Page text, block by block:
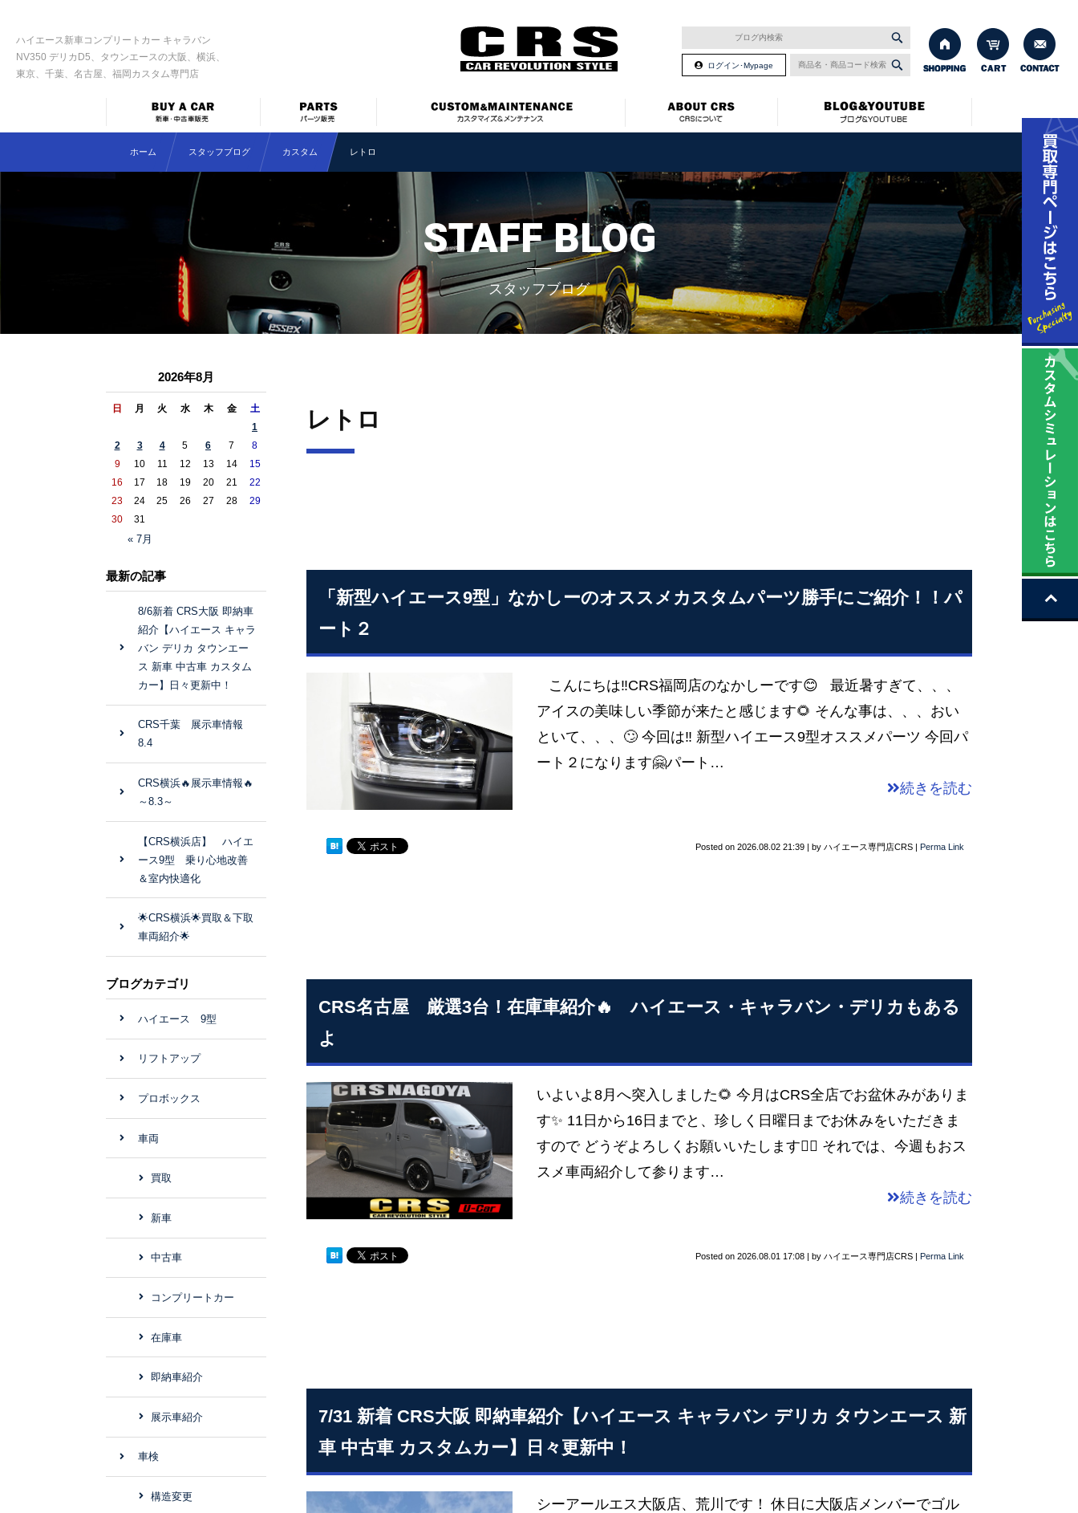
ハイエース新車コンプリートカー キャラバン
NV350 デリカD5、タウンエースの大阪、横浜、
東京、千葉、名古屋、福岡カスタム専門店
ログイン･Mypage
ホーム スタッフブログ カスタム レトロ
STAFF BLOG
スタッフブログ
レトロ
「新型ハイエース9型」なかしーのオススメカスタムパーツ勝手にご紹介！！パ
ート２
こんにちは‼CRS福岡店のなかしーです😊 最近暑すぎて、、、
アイスの美味しい季節が来たと感じます🌻 そんな事は、、、おい
といて、、、🙄 今回は‼ 新型ハイエース9型オススメパーツ 今回パ
ート２になります🤗パート…
続きを読む
Posted on 2026.08.02 21:39 | by ハイエース専門店CRS | Perma Link
CRS名古屋 厳選3台！在庫車紹介🔥 ハイエース・キャラバン・デリカもある
よ
いよいよ8月へ突入しました🌻 今月はCRS全店でお盆休みがありま
す✨ 11日から16日までと、珍しく日曜日までお休みをいただきま
すので どうぞよろしくお願いいたします💁‍♂️ それでは、今週もおス
スメ車両紹介して参ります…
続きを読む
Posted on 2026.08.01 17:08 | by ハイエース専門店CRS | Perma Link
7/31 新着 CRS大阪 即納車紹介【ハイエース キャラバン デリカ タウンエース 新
車 中古車 カスタムカー】日々更新中！
シーアールエス大阪店、荒川です！ 休日に大阪店メンバーでゴル
2026年8月
日 月 火 水 木 金 土
« 7月
1
2
3 4 5 6 7
8
9
10 11 12 13 14
15
16
17 18 19 20 21
22
23
24 25 26 27 28
29
30
31
最新の記事
8/6新着 CRS大阪 即納車
紹介【ハイエース キャラ
バン デリカ タウンエー
ス 新車 中古車 カスタム
カー】日々更新中！
CRS千葉 展示車情報
8.4
CRS横浜🔥展示車情報🔥
～8.3～
【CRS横浜店】 ハイエ
ース9型 乗り心地改善
＆室内快適化
🌟CRS横浜🌟買取＆下取
車両紹介🌟
ブログカテゴリ
ハイエース 9型
リフトアップ
プロボックス
車両
買取
新車
中古車
コンプリートカー
在庫車
即納車紹介
展示車紹介
車検
構造変更